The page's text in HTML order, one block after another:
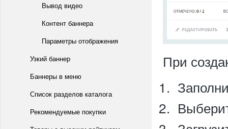
Вывод видео
Контент баннера
Параметры отображения
Узкий баннер
Баннеры в меню
Список разделов каталога
Рекомендуемые покупки
При